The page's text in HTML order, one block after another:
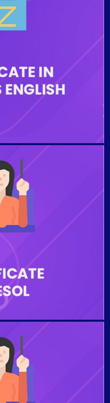
sur le lieu de travail. Les
des affaires sont
l'anglais n'est pas leur
des compétences
à l'avancement
d'emploi, aux
de la correspondance
instruits par des
qualifiés et
tout le processus
FINS SPÉCIFIQUES Ce
stimulant et
centrée sur
de l'anglais à des fins
l'accent sur le
communicatives
ou professionnel
la gestion, l'ingénierie.
humaines.
JEUNES APPRENANTS
aux jeunes apprenants
confiance grâce à ces
Vous découvrirez des
et des méthodes